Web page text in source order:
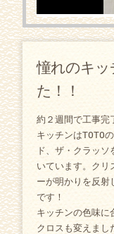
憧れのキ
た！！
約２週間で工事完
キッチンはTOTO
ド、ザ・クラッソ
いています。クリ
ーが明かりを反射
です！
キッチンの色味に
クロスも変えまし